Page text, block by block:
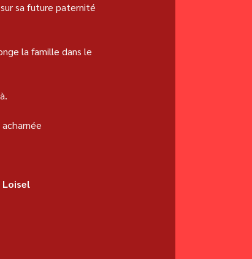
sa future paternité
la famille dans le
Loisel